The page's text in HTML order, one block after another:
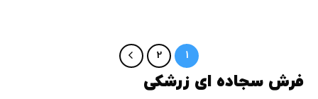
1
2
فرش سجاده ای زرشکی